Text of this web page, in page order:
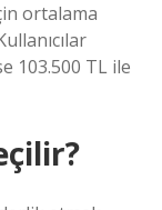
ortalama
103.500 TL ile